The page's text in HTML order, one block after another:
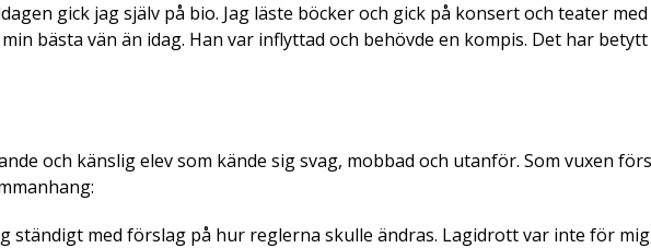
gick jag själv på bio. Jag läste böcker och gick på konsert och teater
bästa vän än idag. Han var inflyttad och behövde en kompis. Det har
och känslig elev som kände sig svag, mobbad och utanför. Som vuxen
ständigt med förslag på hur reglerna skulle ändras. Lagidrott var inte för